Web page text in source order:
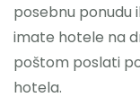
posebnu ponudu
imate hotele na
poštom poslati
hotela.